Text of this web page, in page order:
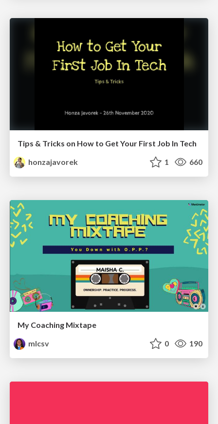
Tips & Tricks on How to Get Your First Job In Tech
honzajavorek
1 660
My Coaching Mixtape
mlcsv
0 190